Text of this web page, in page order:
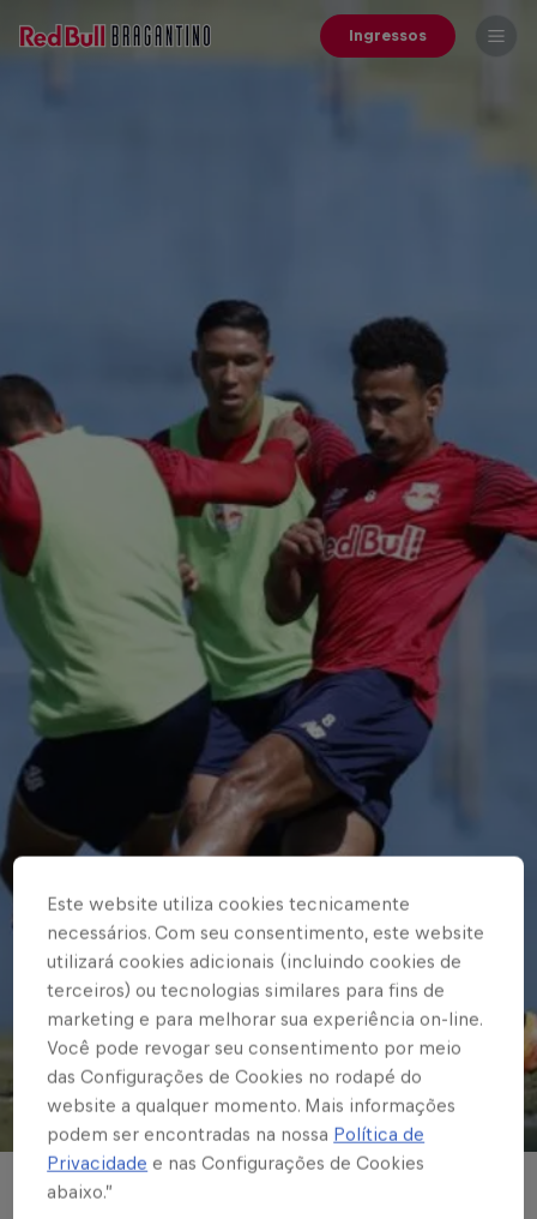
Ingressos
© Red Bull Bragantino
FUTEBOL MASCULINO
Este website utiliza cookies tecnicamente
necessários. Com seu consentimento, este website
utilizará cookies adicionais (incluindo cookies de
terceiros) ou tecnologias similares para fins de
marketing e para melhorar sua experiência on-line.
Você pode revogar seu consentimento por meio
das Configurações de Cookies no rodapé do
website a qualquer momento. Mais informações
podem ser encontradas na nossa Política de
Privacidade e nas Configurações de Cookies
abaixo.”